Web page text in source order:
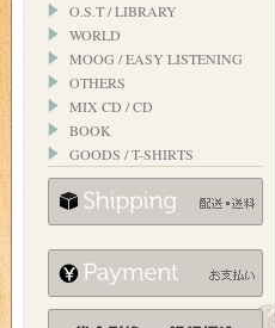
O.S.T / LIBRARY
WORLD
MOOG / EASY LISTENING
OTHERS
MIX CD / CD
BOOK
GOODS / T-SHIRTS